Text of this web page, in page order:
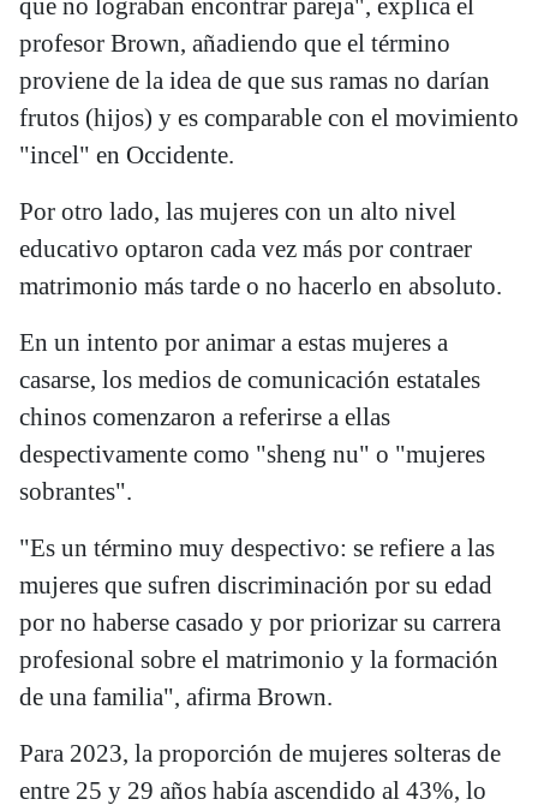
que no lograban encontrar pareja", explica el
profesor Brown, añadiendo que el término
proviene de la idea de que sus ramas no darían
frutos (hijos) y es comparable con el movimiento
"incel" en Occidente.
Por otro lado, las mujeres con un alto nivel
educativo optaron cada vez más por contraer
matrimonio más tarde o no hacerlo en absoluto.
En un intento por animar a estas mujeres a
casarse, los medios de comunicación estatales
chinos comenzaron a referirse a ellas
despectivamente como "sheng nu" o "mujeres
sobrantes".
"Es un término muy despectivo: se refiere a las
mujeres que sufren discriminación por su edad
por no haberse casado y por priorizar su carrera
profesional sobre el matrimonio y la formación
de una familia", afirma Brown.
Para 2023, la proporción de mujeres solteras de
entre 25 y 29 años había ascendido al 43%, lo